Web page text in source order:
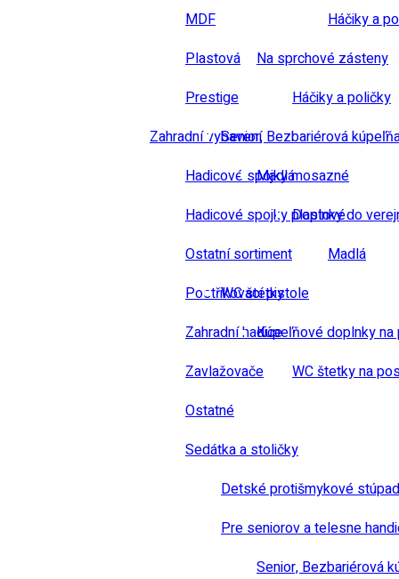
MDF
Plastová
Prestige
Zahradní vybavení
Hadicové spojky mosazné
Hadicové spojky plastové
Ostatní sortiment
Postřikovací pistole
Zahradní hadice
Zavlažovače
Háčiky a
Na sprchové zásteny
Háčiky a poličky
Senior, Bezbariérová
Madlá
Doplnky do
Madlá
WC štetky
Kúpeľňové doplnky
WC štetky na
Ostatné
Sedátka a stoličky
Detské protišmykové
Pre seniorov a telesne
Senior, Bezbariérová